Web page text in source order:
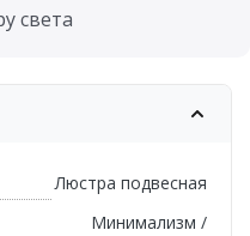
света
Люстра подвесная
Минимализм /